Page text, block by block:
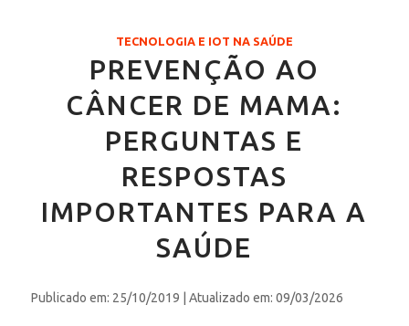
TECNOLOGIA E IOT NA SAÚDE
PREVENÇÃO AO
CÂNCER DE MAMA:
PERGUNTAS E
RESPOSTAS
IMPORTANTES PARA A
SAÚDE
Publicado em: 25/10/2019 | Atualizado em: 09/03/2026